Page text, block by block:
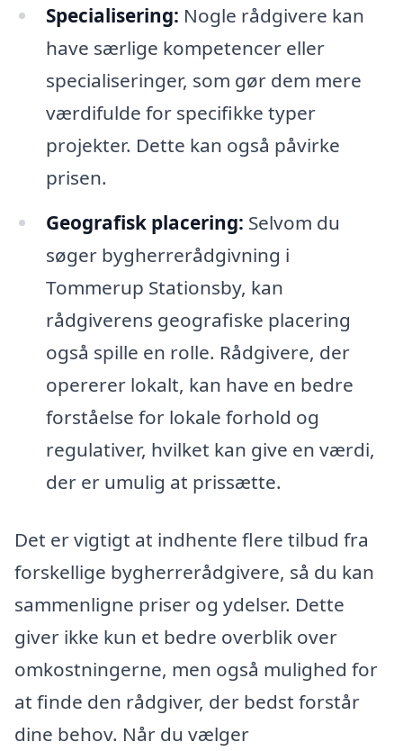
Specialisering: Nogle rådgivere kan
have særlige kompetencer eller
specialiseringer, som gør dem mere
værdifulde for specifikke typer
projekter. Dette kan også påvirke
prisen.
Geografisk placering: Selvom du
søger bygherrerådgivning i
Tommerup Stationsby, kan
rådgiverens geografiske placering
også spille en rolle. Rådgivere, der
opererer lokalt, kan have en bedre
forståelse for lokale forhold og
regulativer, hvilket kan give en værdi,
der er umulig at prissætte.
Det er vigtigt at indhente flere tilbud fra
forskellige bygherrerådgivere, så du kan
sammenligne priser og ydelser. Dette
giver ikke kun et bedre overblik over
omkostningerne, men også mulighed for
at finde den rådgiver, der bedst forstår
dine behov. Når du vælger